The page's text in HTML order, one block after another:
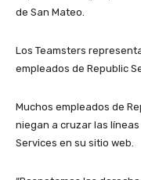
de San Mateo.
Los Teamsters
empleados de Republic
Muchos empleados de
niegan a cruzar las
Services en su sitio web.